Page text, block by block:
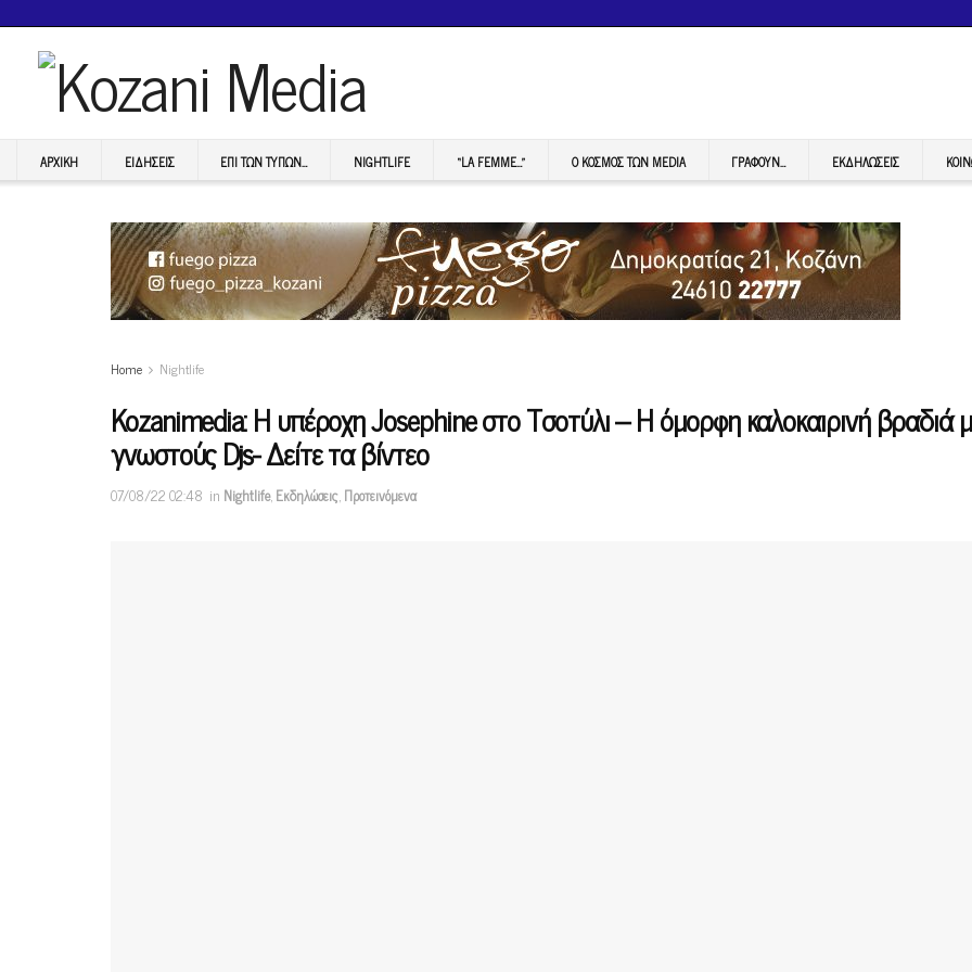
ΑΡΧΙΚΉ ΕΙΔΉΣΕΙΣ ΕΠI ΤΩΝ ΤΥΠΩΝ… NIGHTLIFE “LA FEMME…” Ο ΚΟΣΜΟΣ ΤΩΝ MEDIA ΓΡΆΦΟΥΝ… ΕΚΔΗΛΏΣΕΙΣ
Home Nightlife
Kozanimedia: H υπέροχη Josephine στο Τσοτύλι – Η όμορφη καλοκαιρινή βραδιά
γνωστούς Djs- Δείτε τα βίντεο
07/08/22 02:48 in Nightlife,Εκδηλώσεις,Προτεινόμενα